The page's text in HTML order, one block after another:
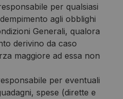
per qualsiasi
agli obblighi
Generali, qualora
derivino da caso
maggiore ad essa non
per eventuali
spese (dirette e